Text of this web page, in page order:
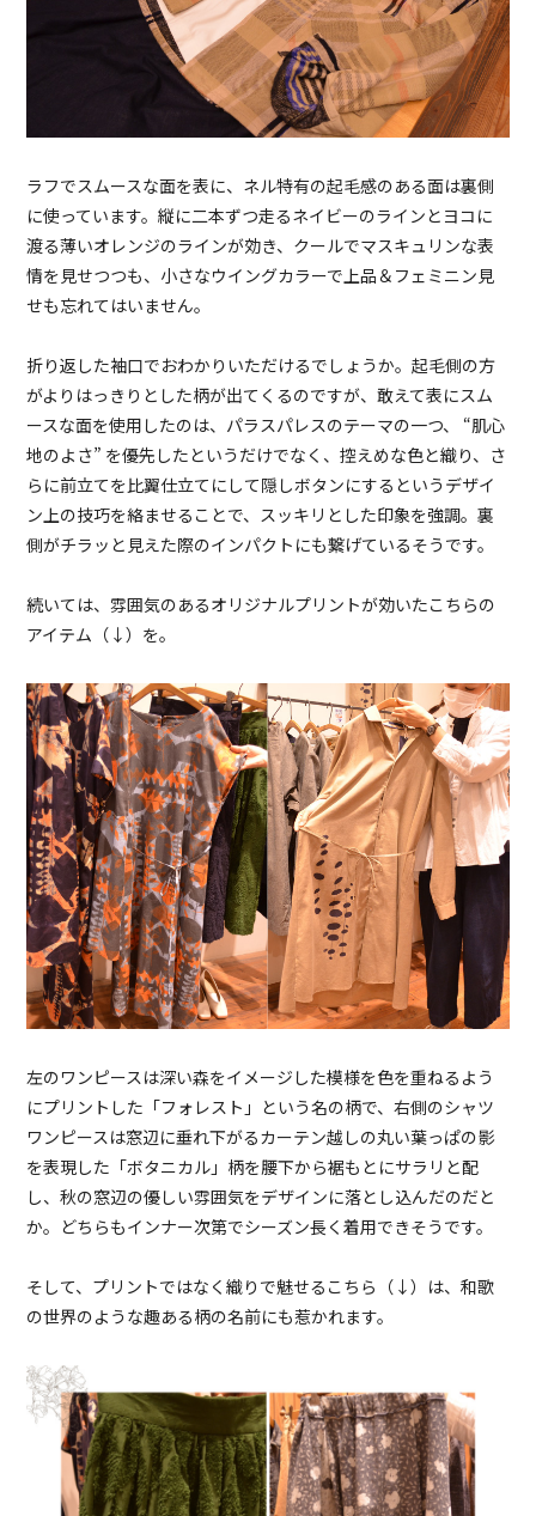
ラフでスムースな面を表に、ネル特有の起毛感のある面は裏側
に使っています。縦に二本ずつ走るネイビーのラインとヨコに
渡る薄いオレンジのラインが効き、クールでマスキュリンな表
情を見せつつも、小さなウイングカラーで上品＆フェミニン見
せも忘れてはいません。
折り返した袖口でおわかりいただけるでしょうか。起毛側の方
がよりはっきりとした柄が出てくるのですが、敢えて表にスム
ースな面を使用したのは、パラスパレスのテーマの一つ、 “肌心
地のよさ” を優先したというだけでなく、控えめな色と織り、さ
らに前立てを比翼仕立てにして隠しボタンにするというデザイ
ン上の技巧を絡ませることで、スッキリとした印象を強調。裏
側がチラッと見えた際のインパクトにも繋げているそうです。
続いては、雰囲気のあるオリジナルプリントが効いたこちらの
アイテム（↓）を。
左のワンピースは深い森をイメージした模様を色を重ねるよう
にプリントした「フォレスト」という名の柄で、右側のシャツ
ワンピースは窓辺に垂れ下がるカーテン越しの丸い葉っぱの影
を表現した「ボタニカル」柄を腰下から裾もとにサラリと配
し、秋の窓辺の優しい雰囲気をデザインに落とし込んだのだと
か。どちらもインナー次第でシーズン長く着用できそうです。
そして、プリントではなく織りで魅せるこちら（↓）は、和歌
の世界のような趣ある柄の名前にも惹かれます。